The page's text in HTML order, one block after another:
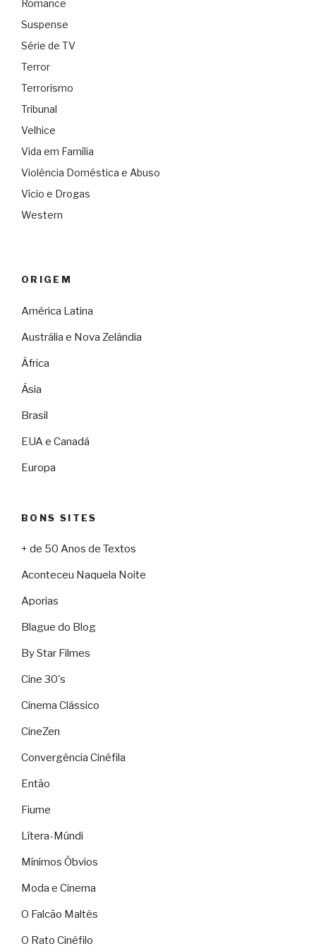
Romance
Suspense
Série de TV
Terror
Terrorismo
Tribunal
Velhice
Vida em Família
Violência Doméstica e Abuso
Vício e Drogas
Western
ORIGEM
América Latina
Austrália e Nova Zelândia
África
Ásia
Brasil
EUA e Canadá
Europa
BONS SITES
+ de 50 Anos de Textos
Aconteceu Naquela Noite
Aporias
Blague do Blog
By Star Filmes
Cine 30's
Cinema Clássico
CineZen
Convergência Cinéfila
Então
Fiume
Lítera-Múndi
Mínimos Óbvios
Moda e Cinema
O Falcão Maltês
O Rato Cinéfilo